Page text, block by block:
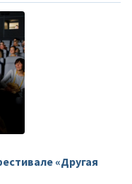
«Другая